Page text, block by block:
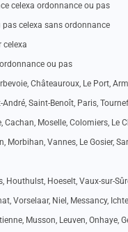
celexa ordonnance ou pas
celexa sans ordonnance
celexa
ou pas
Châteauroux, Le Port,
Saint-Benoît, Paris,
Moselle, Colomiers, Le
Morbihan, Vannes, Le Gosier,
Houthulst, Hoeselt, Vaux-sur-
Vorselaar, Niel, Messancy,
Musson, Leuven, Onhaye,